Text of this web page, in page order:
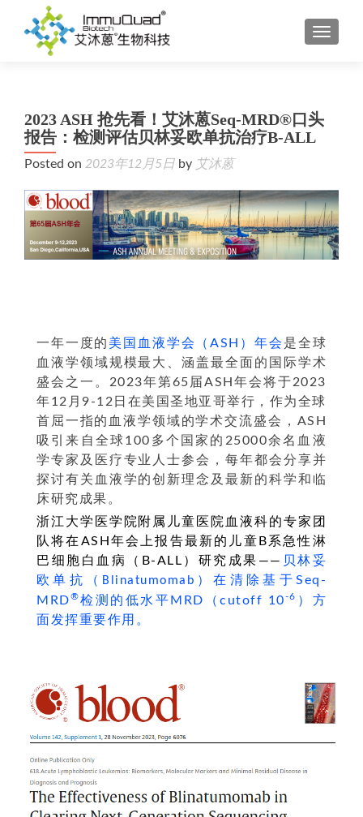
2023 ASH 抢先看！艾沐蒽Seq-MRD®口头
报告：检测评估贝林妥欧单抗治疗B-ALL
Posted on 2023年12月5日 by 艾沐蒽
一年一度的 美国血液学会（ASH）年会 是全球
血液学领域规模最大、涵盖最全面的国际学术
盛会之一。2023年第65届ASH年会将于2023
年12月9-12日在美国圣地亚哥举行，作为全球
首屈一指的血液学领域的学术交流盛会，ASH
吸引来自全球100多个国家的25000余名血液
学专家及医疗专业人士参会，每年都会分享并
探讨有关血液学的创新理念及最新的科学和临
床研究成果。
浙江大学医学院附属儿童医院血液科的专家团
队将在ASH年会上报告最新的儿童B系急性淋
巴细胞白血病（B-ALL）研究成果—— 贝林妥
欧单抗（ Blinatumomab ）在清除基于Seq-
MRD®检测的低水平MRD（cutoff 10-6 ）方
面发挥重要作用。